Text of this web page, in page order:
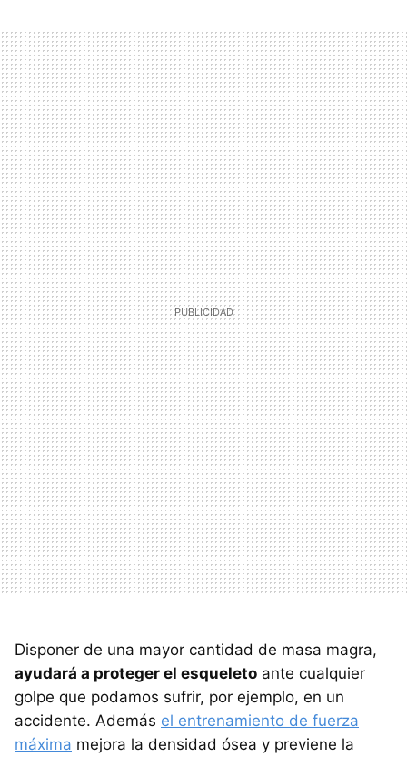
Disponer de una mayor cantidad de masa magra,
ayudará a proteger el esqueleto ante cualquier
golpe que podamos sufrir, por ejemplo, en un
accidente. Además el entrenamiento de fuerza
máxima mejora la densidad ósea y previene la